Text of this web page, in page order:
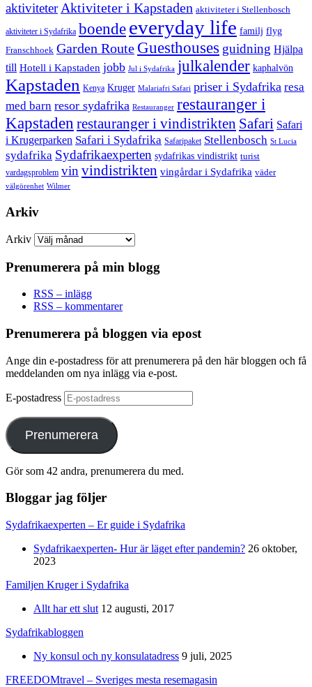
aktiviteterAktiviteter i Kapstaden aktiviteter i Stellenbosch
aktiviteter i Sydafrika boende everyday life familj flyg
Franschhoek Garden Route Guesthouses guidning Hjälpa
till Hotell i Kapstaden jobb Jul i Sydafrika julkalender kaphalvön
Kapstaden Kenya Kruger Malariafri Safari priser i Sydafrika resa
med barn resor sydafrika Restauranger restauranger i
Kapstaden restauranger i vindistrikten Safari Safari
i Krugerparken Safari i Sydafrika Safaripaket Stellenbosch St Lucia
sydafrika Sydafrikaexperten sydafrikas vindistrikt turist
vardagsproblem vinvindistrikten vingårdar i Sydafrika väder
välgörenhet Wilmer
Arkiv
Arkiv
Prenumerera på min blogg
RSS – inlägg
RSS – kommentarer
Prenumerera på bloggen via epost
Ange din e-postadress för att prenumerera på den här bloggen och få
meddelanden om nya inlägg via e-post.
E-postadress
Prenumerera
Gör som 42 andra, prenumerera du med.
Bloggar jag följer
Sydafrikaexperten – Er guide i Sydafrika
Sydafrikaexperten- Hur är läget efter pandemin? 26 oktober,
2023
Familjen Kruger i Sydafrika
Allt har ett slut 12 augusti, 2017
Sydafrikabloggen
Ny konsul och ny konsulatadress 9 juli, 2025
FREEDOMtravel – Sveriges mesta resemagasin